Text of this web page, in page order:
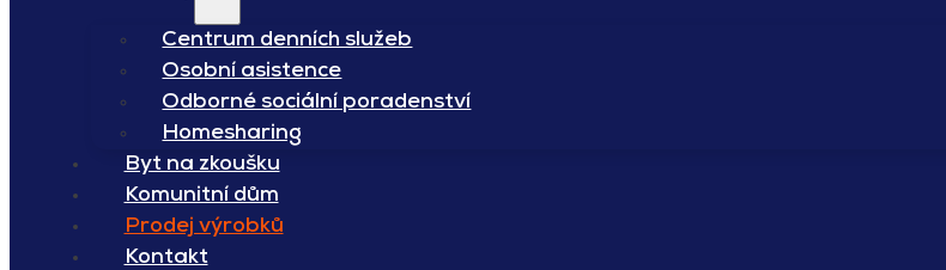
Centrum denních služeb
Osobní asistence
Odborné sociální poradenství
Homesharing
Byt na zkoušku
Komunitní dům
Prodej výrobků
Kontakt